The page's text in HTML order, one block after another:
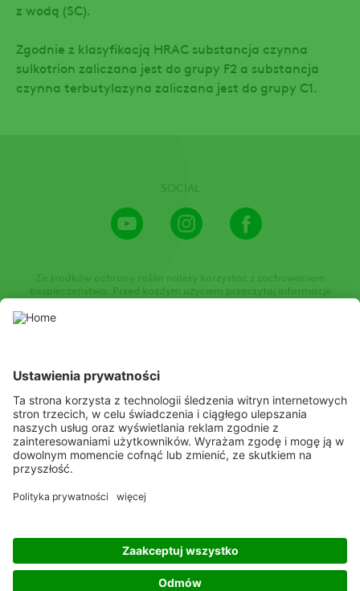
z wodą (SC).
Zgodnie z klasyfikacją HRAC substancja czynna
sulkotrion zaliczana jest do grupy F2 a substancja
czynna terbutylazyna zaliczana jest do grupy C1.
SOCIAL
Youtube
Channel
Instagram
Ze środków ochrony roślin należy korzystać z zachowaniem
bezpieczeństwa. Przed każdym użyciem przeczytaj informacje
zamieszczone w etykiecie i informacje dotyczące produktu. Zwróć
uwagę na zwroty wskazujące rodzaj zagrożenia oraz przestrzegaj
środków bezpieczeństwa zamieszczonych w etykiecie.
dopuszczone do obrotu przez właściwe lokalne organy
administracji państwowej. Środki ochrony roślin należy stosować z
zachowaniem szczególnej ostrożności. Przed użyciem zawsze
należy zapoznać się z etykietą i informacjami o produkcie,
zwracając szczególną uwagę na dodatkowe instrukcje, piktogramy
oraz zwroty wskazujące rodzaj zagrożenia, aby zapewnić
bezpieczne stosowanie produktu.
Legal
Polityka prywatności
Copyright© ADAMA